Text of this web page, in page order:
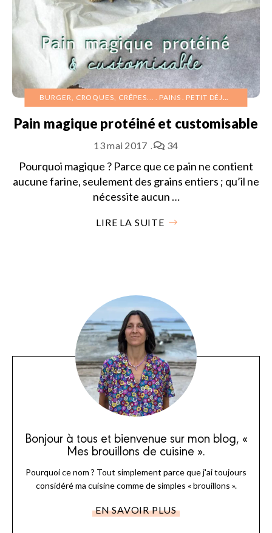
BURGER, CROQUES, CRÊPES... PAINS PETIT DÉJEUNER
Pain magique protéiné et customisable
13 mai 2017 34
Pourquoi magique ? Parce que ce pain ne contient
aucune farine, seulement des grains entiers ; qu’il ne
nécessite aucun …
LIRE LA SUITE
Bonjour à tous et bienvenue sur mon blog, «
Mes brouillons de cuisine ».
Pourquoi ce nom ? Tout simplement parce que j'ai toujours
considéré ma cuisine comme de simples « brouillons ».
EN SAVOIR PLUS